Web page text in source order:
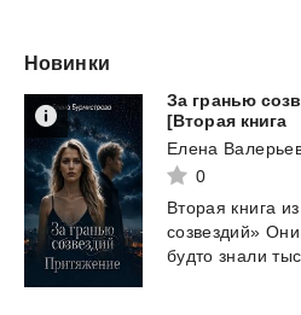
Новинки
За гранью
[Вторая книга
Елена
0
Вторая книга из
созвездий» Они
будто знали